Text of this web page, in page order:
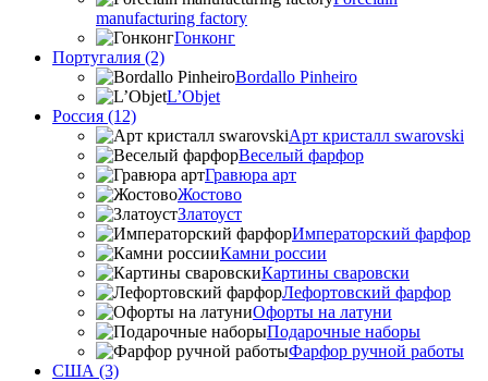
manufacturing factory
Гонконг
Португалия (2)
Bordallo Pinheiro
L’Objet
Россия (12)
Арт кристалл swarovski
Веселый фарфор
Гравюра арт
Жостово
Златоуст
Императорский фарфор
Камни россии
Картины сваровски
Лефортовский фарфор
Офорты на латуни
Подарочные наборы
Фарфор ручной работы
США (3)